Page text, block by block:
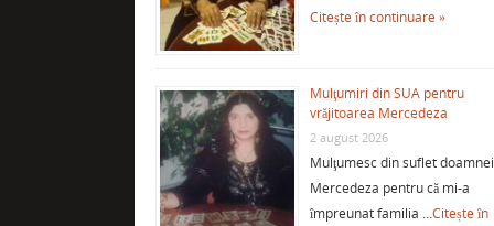
Citește în continuare »
Mulţumiri din SUA pentru
vrăjitoarea Mercedeza
2 august 2026
Mulţumesc din suflet doamnei
Mercedeza pentru că mi-a
împreunat familia …Citește în